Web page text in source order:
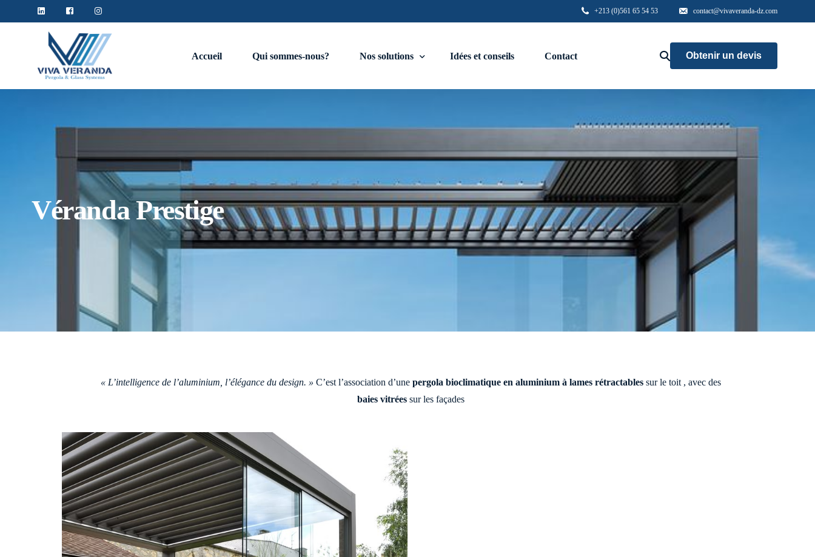
+213 (0)561 65 54 53 contact@vivaveranda-dz.com
Accueil Qui sommes-nous? Nos solutions
Pergola bioclimatique
Pergola en bache rétractable
Veranda Prestige
Stores zip horizontal motorisé
Store vertical enroulable
Fermeture de la façade
Baie vitrées à Guillotine motorisée
Menuiserie haute gamme
Garde corps
Brise vue
Accés
Idées et conseils Contact Obtenir un devis
Véranda Prestige
« L’intelligence de l’aluminium, l’élégance du design. » C’est l’association d’une pergola bioclimatique en aluminium à lames rétractables sur le toit , avec des
baies vitrées sur les façades